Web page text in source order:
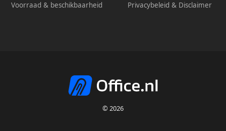
Voorraad & beschikbaarheid
Privacybeleid & Disclaimer
© 2026